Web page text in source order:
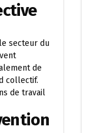
secteur du
de
collectif.
de travail